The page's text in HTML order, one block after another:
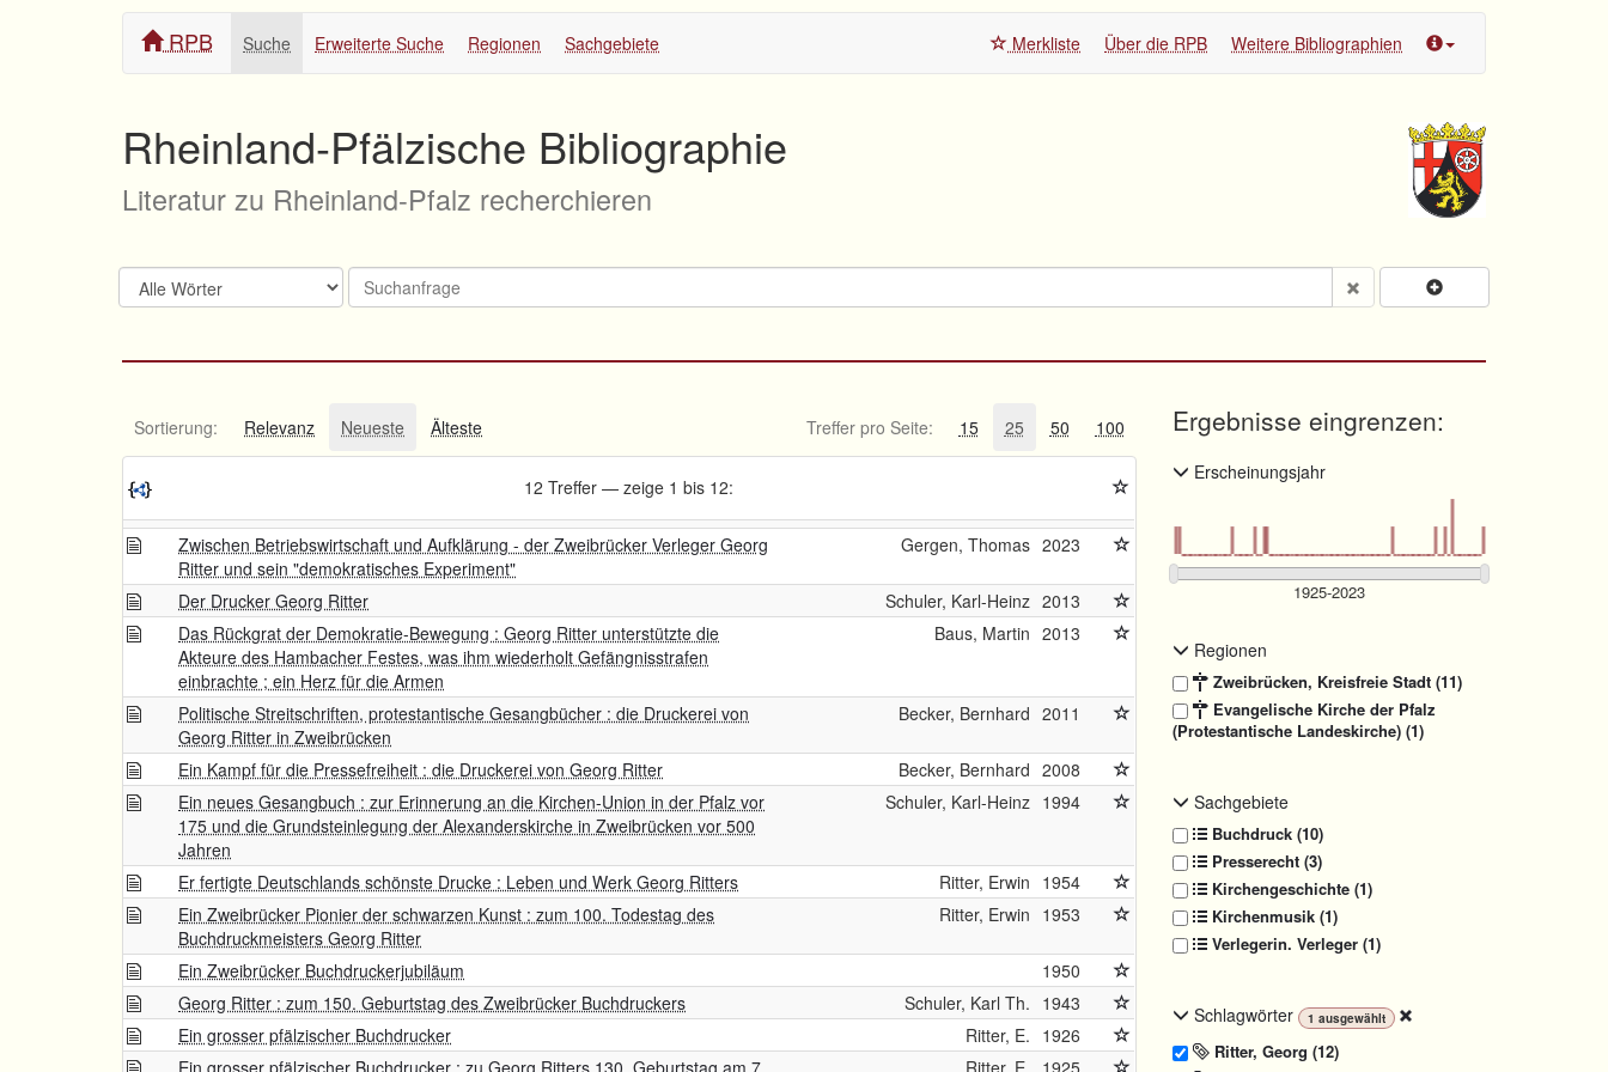
RPB Suche Erweiterte Suche Regionen Sachgebiete Merkliste Über die RPB Weitere Bibliographien
Rheinland-Pfälzische Bibliographie
Literatur zu Rheinland-Pfalz recherchieren
Sortierung: Relevanz Neueste Älteste Treffer pro Seite: 15 25 50 100
12 Treffer — zeige 1 bis 12:
Zwischen Betriebswirtschaft und Aufklärung - der Zweibrücker Verleger Georg
Ritter und sein "demokratisches Experiment"
Gergen, Thomas 2023
Der Drucker Georg Ritter Schuler, Karl-Heinz 2013
Das Rückgrat der Demokratie-Bewegung : Georg Ritter unterstützte die
Akteure des Hambacher Festes, was ihm wiederholt Gefängnisstrafen
einbrachte ; ein Herz für die Armen
Baus, Martin 2013
Politische Streitschriften, protestantische Gesangbücher : die Druckerei von
Georg Ritter in Zweibrücken
Becker, Bernhard 2011
Ein Kampf für die Pressefreiheit : die Druckerei von Georg Ritter Becker, Bernhard 2008
Ein neues Gesangbuch : zur Erinnerung an die Kirchen-Union in der Pfalz vor
175 und die Grundsteinlegung der Alexanderskirche in Zweibrücken vor 500
Jahren
Schuler, Karl-Heinz 1994
Er fertigte Deutschlands schönste Drucke : Leben und Werk Georg Ritters Ritter, Erwin 1954
Ein Zweibrücker Pionier der schwarzen Kunst : zum 100. Todestag des
Buchdruckmeisters Georg Ritter
Ritter, Erwin 1953
Ein Zweibrücker Buchdruckerjubiläum
1950
Georg Ritter : zum 150. Geburtstag des Zweibrücker Buchdruckers
Schuler, Karl Th. 1943
Ein grosser pfälzischer Buchdrucker
Ritter, E. 1926
Ergebnisse eingrenzen:
Erscheinungsjahr
Regionen
Zweibrücken, Kreisfreie Stadt (11)
Evangelische Kirche der Pfalz
(Protestantische Landeskirche) (1)
Sachgebiete
Buchdruck (10)
Presserecht (3)
Kirchengeschichte (1)
Kirchenmusik (1)
Verlegerin. Verleger (1)
Schlagwörter 1 ausgewählt
Ritter, Georg (12)